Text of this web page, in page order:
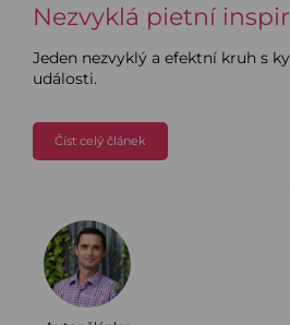
Nezvyklá pietní
Jeden nezvyklý a efektní kruh s
události.
Číst celý článek